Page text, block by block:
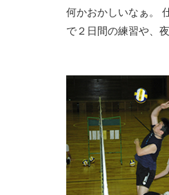
何かおかしいなぁ。
で２日間の練習や、